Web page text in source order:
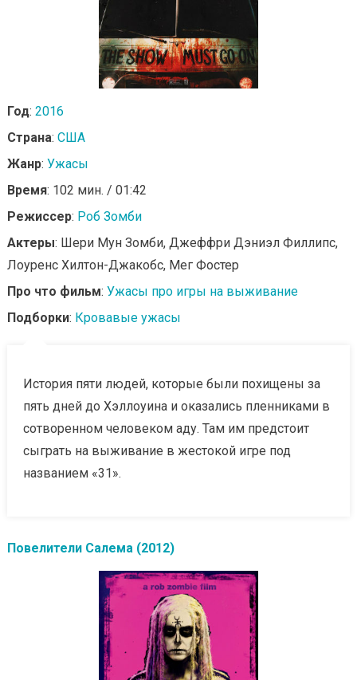
Год: 2016
Страна: США
Жанр: Ужасы
Время: 102 мин. / 01:42
Режиссер: Роб Зомби
Актеры: Шери Мун Зомби, Джеффри Дэниэл Филлипс,
Лоуренс Хилтон-Джакобс, Мег Фостер
Про что фильм: Ужасы про игры на выживание
Подборки: Кровавые ужасы
История пяти людей, которые были похищены за
пять дней до Хэллоуина и оказались пленниками в
сотворенном человеком аду. Там им предстоит
сыграть на выживание в жестокой игре под
названием «31».
Повелители Салема (2012)